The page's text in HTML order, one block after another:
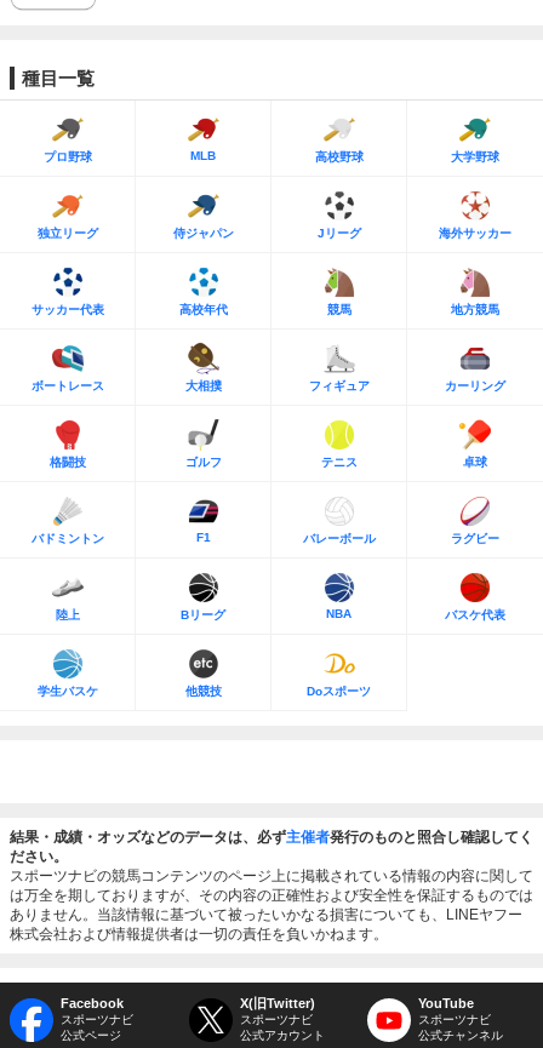
種目一覧
プロ野球 MLB 高校野球 大学野球
独立リーグ 侍ジャパン Jリーグ 海外サッカー
サッカー代表 高校年代 競馬 地方競馬
ボートレース 大相撲 フィギュア カーリング
格闘技 ゴルフ テニス 卓球
バドミントン F1 バレーボール ラグビー
陸上 Bリーグ NBA バスケ代表
学生バスケ 他競技 Doスポーツ
結果・成績・オッズなどのデータは、必ず主催者発行のものと照合し確認してく
ださい。
スポーツナビの競馬コンテンツのページ上に掲載されている情報の内容に関して
は万全を期しておりますが、その内容の正確性および安全性を保証するものでは
ありません。当該情報に基づいて被ったいかなる損害についても、LINEヤフー
株式会社および情報提供者は一切の責任を負いかねます。
Facebook
スポーツナビ
公式ページ
X(旧Twitter)
スポーツナビ
公式アカウント
YouTube
スポーツナビ
公式チャンネル